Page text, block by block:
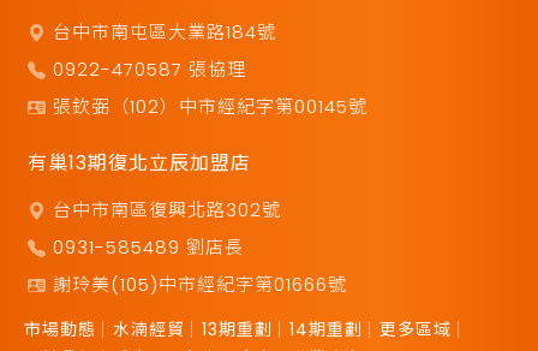
台中市南屯區大業路184號
0922-470587 張協理
張欽弼（102）中市經紀字第00145號
有巢13期復北立辰加盟店
台中市南區復興北路302號
0931-585489 劉店長
謝玲美(105)中市經紀字第01666號
市場動態 水湳經貿 13期重劃 14期重劃
更多區域